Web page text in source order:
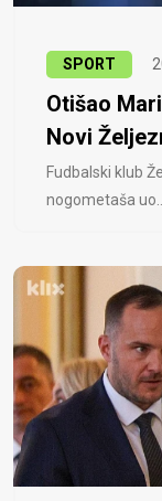
SPORT
Otišao
Novi
Fudbalski klub
nogometaša uo..